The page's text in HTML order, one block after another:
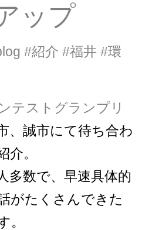
ップ
#紹介 #福井 #環
テストグランプリ
、誠市にて待ち合わ
。
多数で、早速具体的
がたくさんできた
。